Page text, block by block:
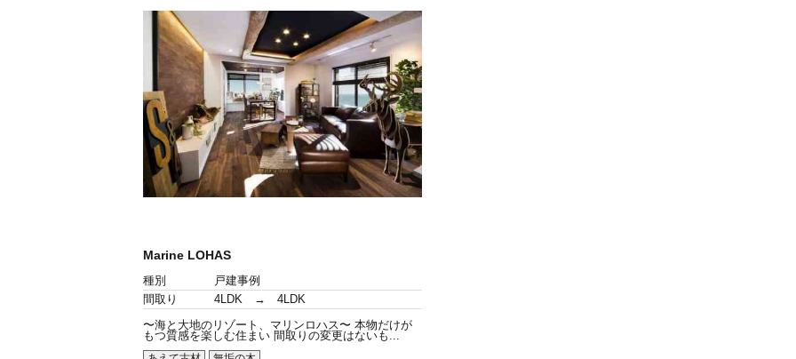
Marine LOHAS
種別
戸建事例
間取り
4LDK → 4LDK
〜海と大地のリゾート、マリンロハス〜 本物だけが
もつ質感を楽しむ住まい 間取りの変更はないも...